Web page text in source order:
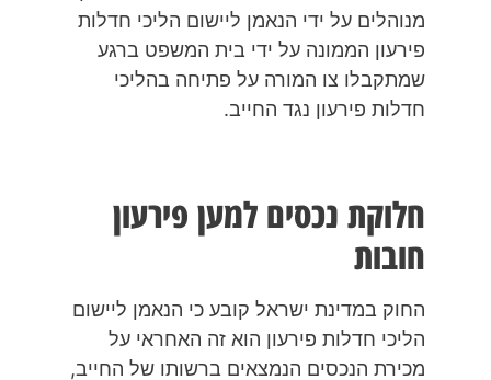
מנוהלים על ידי הנאמן ליישום הליכי חדלות
פירעון הממונה על ידי בית המשפט ברגע
שמתקבלו צו המורה על פתיחה בהליכי
חדלות פירעון נגד החייב.
חלוקת נכסים למען פירעון
חובות
החוק במדינת ישראל קובע כי הנאמן ליישום
הליכי חדלות פירעון הוא זה האחראי על
מכירת הנכסים הנמצאים ברשותו של החייב,